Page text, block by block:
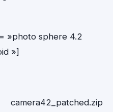
»photo sphere 4.2
»]
d.zip